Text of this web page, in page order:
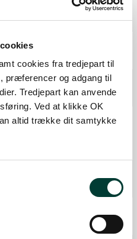
cookies fra tredjepart til
præferencer og adgang til
Tredjepart kan anvende
Ved at klikke OK
altid trække dit samtykke
Samlet: 0 km
Samlet:3,6 km